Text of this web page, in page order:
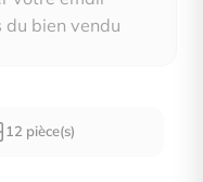
bien vendu
12 pièce(s)